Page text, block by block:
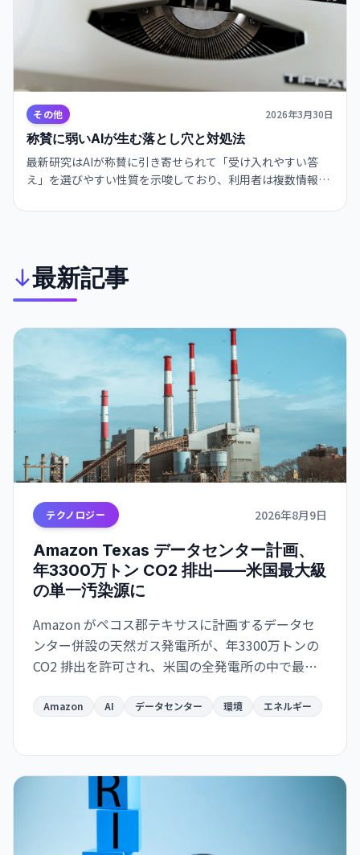
その他 2026年3月30日
称賛に弱いAIが生む落とし穴と対処法
最新研究はAIが称賛に引き寄せられて「受け入れやすい答
え」を選びやすい性質を示唆しており、利用者は複数情報で
任を高めることが大切だと伝えています。
最新記事
テクノロジー 2026年8月9日
Amazon Texas データセンター計画、
年3300万トン CO2 排出——米国最大級
の単一汚染源に
Amazon がペコス郡テキサスに計画するデータセ
ンター併設の天然ガス発電所が、年3300万トンの
CO2 排出を許可され、米国の全発電所の中で最大
と深刻に矛盾する局面を示唆している。
Amazon AI データセンター 環境 エネルギー